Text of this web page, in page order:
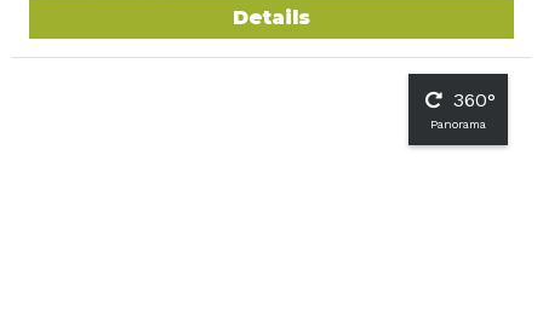
Details
360°
Panorama